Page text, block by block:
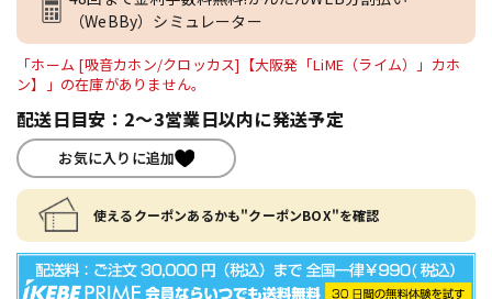
（WeBBy）シミュレーター
「ホーム [吸音カホン/クロッカス]【大阪発「LiME（ライム）」カホ
ン】」の在庫がありません。
配送日目安：2～3営業日以内に発送予定
お気に入りに追加
使えるクーポンあるかも"クーポンBOX"を確認